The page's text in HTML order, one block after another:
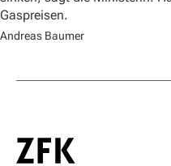
Gaspreisen.
Andreas Baumer